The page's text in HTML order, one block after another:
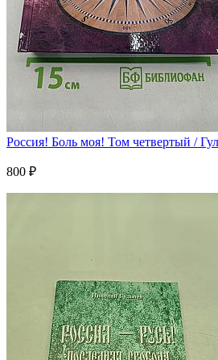
Россия! Боль моя! Том четвертый /
800 ₽